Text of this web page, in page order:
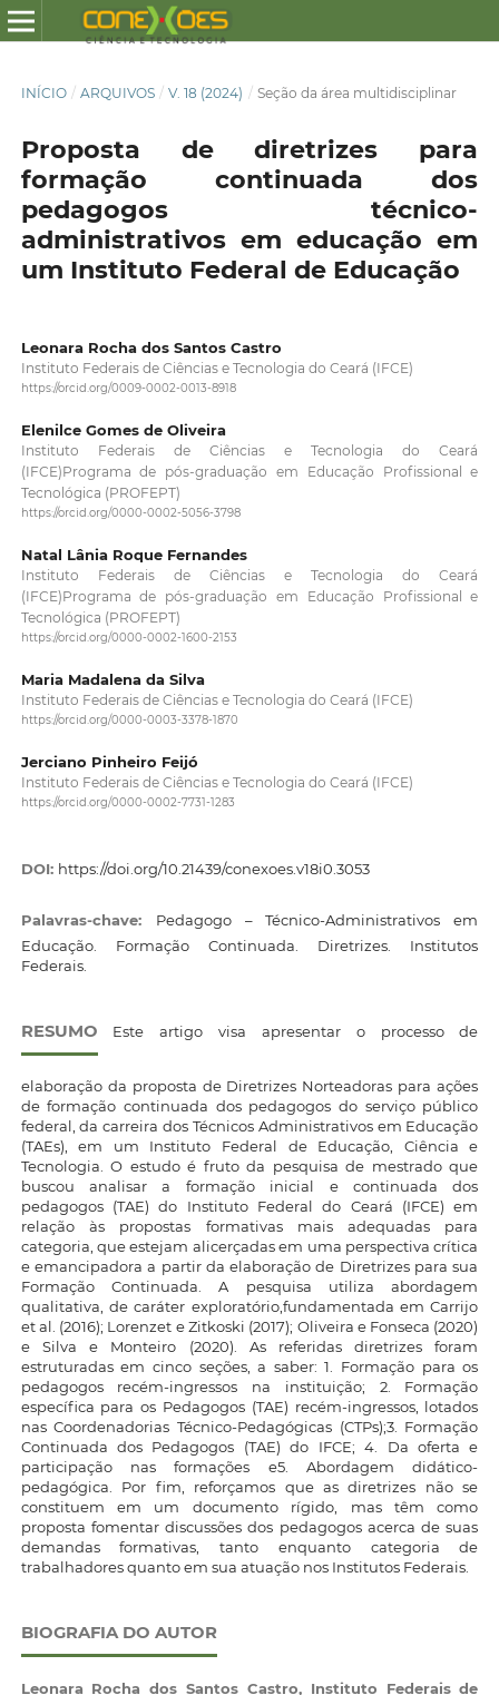
INÍCIO / ARQUIVOS / V. 18 (2024) / Seção da área multidisciplinar
Proposta de diretrizes para
formação continuada dos
pedagogos técnico-
administrativos em educação em
um Instituto Federal de Educação
Leonara Rocha dos Santos Castro
Instituto Federais de Ciências e Tecnologia do Ceará (IFCE)
https://orcid.org/0009-0002-0013-8918
Elenilce Gomes de Oliveira
Instituto Federais de Ciências e Tecnologia do Ceará
(IFCE)Programa de pós-graduação em Educação Profissional e
Tecnológica (PROFEPT)
https://orcid.org/0000-0002-5056-3798
Natal Lânia Roque Fernandes
Instituto Federais de Ciências e Tecnologia do Ceará
(IFCE)Programa de pós-graduação em Educação Profissional e
Tecnológica (PROFEPT)
https://orcid.org/0000-0002-1600-2153
Maria Madalena da Silva
Instituto Federais de Ciências e Tecnologia do Ceará (IFCE)
https://orcid.org/0000-0003-3378-1870
Jerciano Pinheiro Feijó
Instituto Federais de Ciências e Tecnologia do Ceará (IFCE)
https://orcid.org/0000-0002-7731-1283
DOI: https://doi.org/10.21439/conexoes.v18i0.3053
Palavras-chave: Pedagogo – Técnico-Administrativos em
Educação. Formação Continuada. Diretrizes. Institutos
Federais.
RESUMO Este artigo visa apresentar o processo de
elaboração da proposta de Diretrizes Norteadoras para ações
de formação continuada dos pedagogos do serviço público
federal, da carreira dos Técnicos Administrativos em Educação
(TAEs), em um Instituto Federal de Educação, Ciência e
Tecnologia. O estudo é fruto da pesquisa de mestrado que
buscou analisar a formação inicial e continuada dos
pedagogos (TAE) do Instituto Federal do Ceará (IFCE) em
relação às propostas formativas mais adequadas para
categoria, que estejam alicerçadas em uma perspectiva crítica
e emancipadora a partir da elaboração de Diretrizes para sua
Formação Continuada. A pesquisa utiliza abordagem
qualitativa, de caráter exploratório,fundamentada em Carrijo
et al. (2016); Lorenzet e Zitkoski (2017); Oliveira e Fonseca (2020)
e Silva e Monteiro (2020). As referidas diretrizes foram
estruturadas em cinco seções, a saber: 1. Formação para os
pedagogos recém-ingressos na instituição; 2. Formação
específica para os Pedagogos (TAE) recém-ingressos, lotados
nas Coordenadorias Técnico-Pedagógicas (CTPs);3. Formação
Continuada dos Pedagogos (TAE) do IFCE; 4. Da oferta e
participação nas formações e5. Abordagem didático-
pedagógica. Por fim, reforçamos que as diretrizes não se
constituem em um documento rígido, mas têm como
proposta fomentar discussões dos pedagogos acerca de suas
demandas formativas, tanto enquanto categoria de
trabalhadores quanto em sua atuação nos Institutos Federais.
BIOGRAFIA DO AUTOR
Leonara Rocha dos Santos Castro, Instituto Federais de